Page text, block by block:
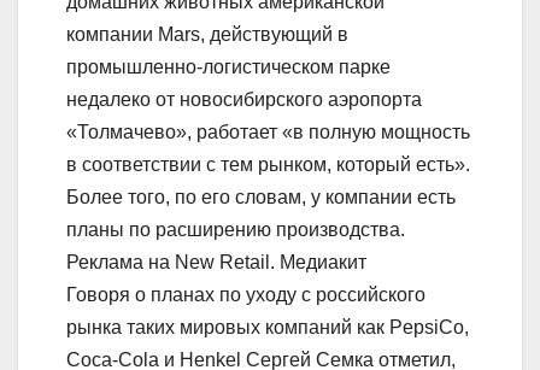
компании Mars, действующий в
промышленно-логистическом парке
недалеко от новосибирского аэропорта
«Толмачево», работает «в полную мощность
в соответствии с тем рынком, который есть».
Более того, по его словам, у компании есть
планы по расширению производства.
Реклама на New Retail. Медиакит
Говоря о планах по уходу с российского
рынка таких мировых компаний как PepsiCo,
Coca-Cola и Henkel Сергей Семка отметил,